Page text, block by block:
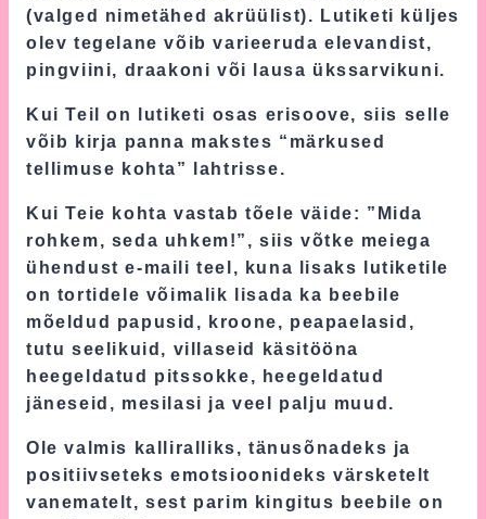
(valged nimetähed akrüülist). Lutiketi küljes
olev tegelane võib varieeruda elevandist,
pingviini, draakoni või lausa ükssarvikuni.
Kui Teil on lutiketi osas erisoove, siis selle
võib kirja panna makstes “märkused
tellimuse kohta” lahtrisse.
Kui Teie kohta vastab tõele väide: ”Mida
rohkem, seda uhkem!”, siis võtke meiega
ühendust e-maili teel, kuna lisaks lutiketile
on tortidele võimalik lisada ka beebile
mõeldud papusid, kroone, peapaelasid,
tutu seelikuid, villaseid käsitööna
heegeldatud pitssokke, heegeldatud
jäneseid, mesilasi ja veel palju muud.
Ole valmis kalliralliks, tänusõnadeks ja
positiivseteks emotsioonideks värsketelt
vanematelt, sest parim kingitus beebile on